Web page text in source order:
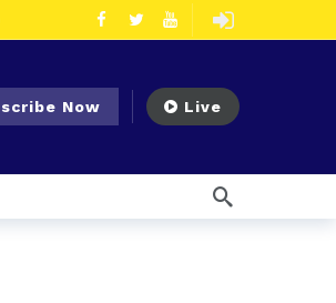
de droga
Now Live